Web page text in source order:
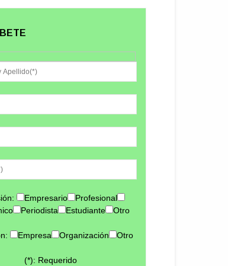
Empresario
Profesional
Periodista Estudiante Otro
Empresa Organización Otro
(*): Requerido